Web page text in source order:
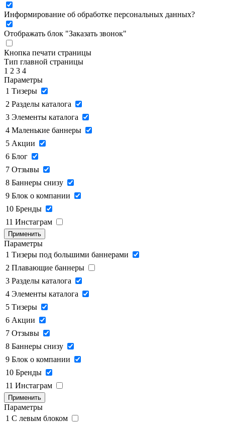
Информирование об обработке персональных данных?
Отображать блок "Заказать звонок"
Кнопка печати страницы
Тип главной страницы
1 2 3 4
Параметры
1 Тизеры
2 Разделы каталога
3 Элементы каталога
4 Маленькие баннеры
5 Акции
6 Блог
7 Отзывы
8 Баннеры снизу
9 Блок о компании
10 Бренды
11 Инстаграм
Применить
Параметры
1 Тизеры под большими баннерами
2 Плавающие баннеры
3 Разделы каталога
4 Элементы каталога
5 Тизеры
6 Акции
7 Отзывы
8 Баннеры снизу
9 Блок о компании
10 Бренды
11 Инстаграм
Применить
Параметры
1 C левым блоком